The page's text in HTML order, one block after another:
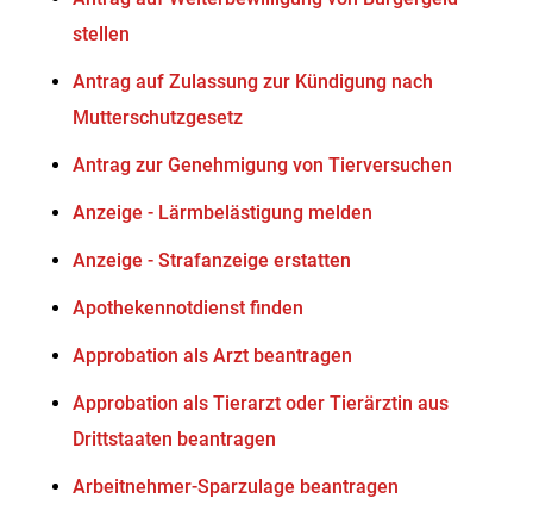
stellen
Antrag auf Zulassung zur Kündigung nach
Mutterschutzgesetz
Antrag zur Genehmigung von Tierversuchen
Anzeige - Lärmbelästigung melden
Anzeige - Strafanzeige erstatten
Apothekennotdienst finden
Approbation als Arzt beantragen
Approbation als Tierarzt oder Tierärztin aus
Drittstaaten beantragen
Arbeitnehmer-Sparzulage beantragen